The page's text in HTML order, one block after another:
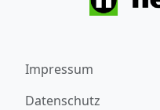
Impressum
Datenschutz